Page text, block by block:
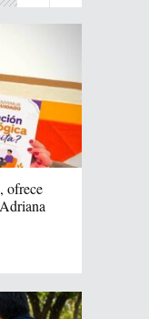
ofrece